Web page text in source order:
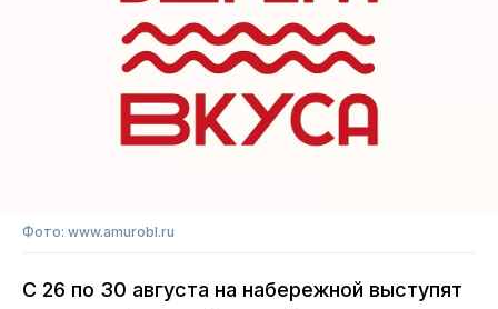
Фото: www.amurobl.ru
С 26 по 30 августа на набережной выступят